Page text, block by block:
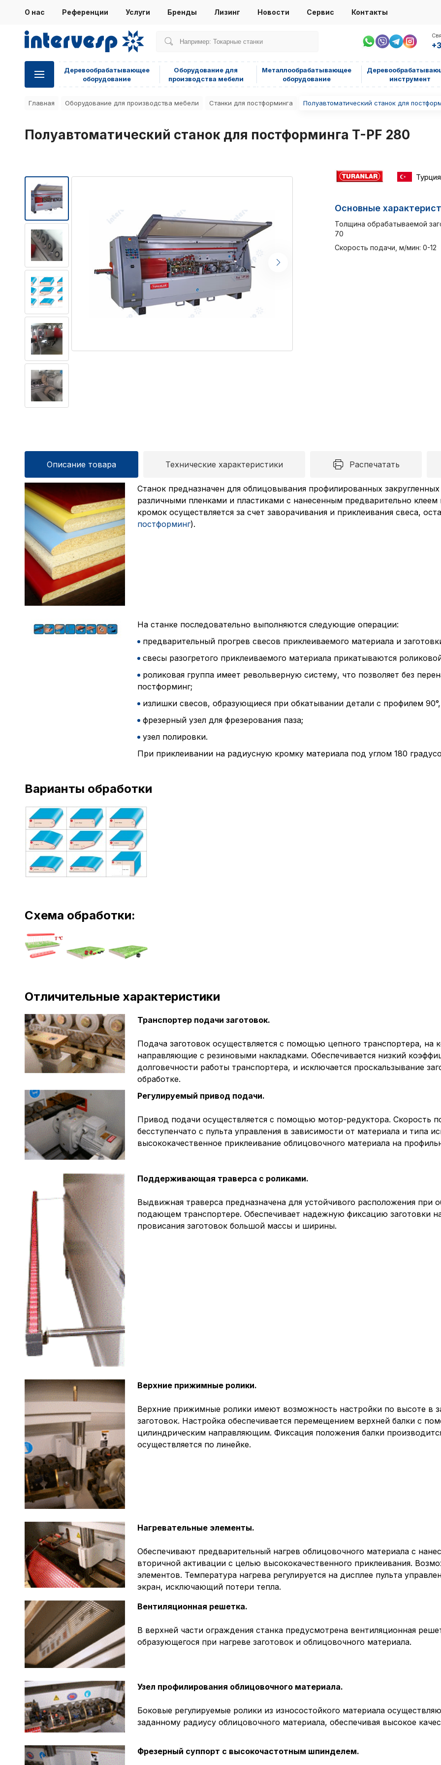
О нас Референции Услуги Бренды Лизинг Новости Сервис Контакты
Деревообрабатывающее
оборудование
Оборудование для
производства мебели
Металлообрабатывающее
оборудование
инструмент
Главная Оборудование для производства мебели Cтанки для постформинга Полуавтоматический станок для
Полуавтоматический станок для постформинга T-PF 280
Турция
Основные
Толщина обрабатываемой
70
Скорость подачи, м/мин: 0-12
Описание товара Технические характеристики Распечатать
Станок предназначен для облицовывания профилированных
различными пленками и пластиками с нанесенным предварительно
кромок осуществляется за счет заворачивания и приклеивания свеса,
постформинг).
На станке последовательно выполняются следующие операции:
предварительный прогрев свесов приклеиваемого материала и
свесы разогретого приклеиваемого материала прикатываются
роликовая группа имеет револьверную систему, что позволяет без
постформинг;
излишки свесов, образующиеся при обкатывании детали с профилем
фрезерный узел для фрезерования паза;
узел полировки.
При приклеивании на радиусную кромку материала под углом 180
Варианты обработки
Схема обработки:
Отличительные характеристики
Транспортер подачи заготовок.
Подача заготовок осуществляется с помощью цепного транспортера, на
направляющие с резиновыми накладками. Обеспечивается низкий
долговечности работы транспортера, и исключается проскальзывание
обработке.
Регулируемый привод подачи.
Привод подачи осуществляется с помощью мотор-редуктора. Скорость
бесступенчато с пульта управления в зависимости от материала и типа
высококачественное приклеивание облицовочного материала на
Поддерживающая траверса с роликами.
Выдвижная траверса предназначена для устойчивого расположения при
подающем транспортере. Обеспечивает надежную фиксацию заготовки
провисания заготовок большой массы и ширины.
Верхние прижимные ролики.
Верхние прижимные ролики имеют возможность настройки по высоте в
заготовок. Настройка обеспечивается перемещением верхней балки с
цилиндрическим направляющим. Фиксация положения балки
осуществляется по линейке.
Нагревательные элементы.
Обеспечивают предварительный нагрев облицовочного материала с
вторичной активации с целью высококачественного приклеивания.
элементов. Температура нагрева регулируется на дисплее пульта
экран, исключающий потери тепла.
Вентиляционная решетка.
В верхней части ограждения станка предусмотрена вентиляционная
образующегося при нагреве заготовок и облицовочного материала.
Узел профилирования облицовочного материала.
Боковые регулируемые ролики из износостойкого материала
заданному радиусу облицовочного материала, обеспечивая высокое
Фрезерный суппорт с высокочастотным шпинделем.